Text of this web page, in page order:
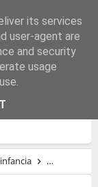
«UN
infancia Niños de la
its services
user-agent are
and security
usage